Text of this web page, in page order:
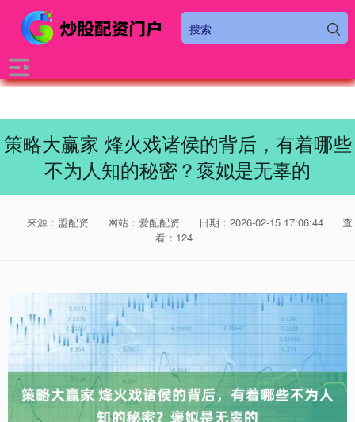
策略大赢家 烽火戏诸侯的背后，有着哪些
不为人知的秘密？褒姒是无辜的
来源：盟配资 网站：爱配配资 日期：2026-02-15 17:06:44
查
看：124